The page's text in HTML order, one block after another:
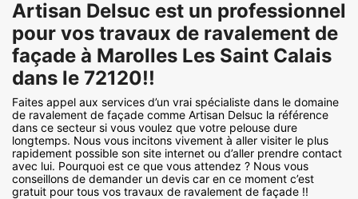
Artisan Delsuc est un professionnel
pour vos travaux de ravalement de
façade à Marolles Les Saint Calais
dans le 72120!!
Faites appel aux services d’un vrai spécialiste dans le domaine
de ravalement de façade comme Artisan Delsuc la référence
dans ce secteur si vous voulez que votre pelouse dure
longtemps. Nous vous incitons vivement à aller visiter le plus
rapidement possible son site internet ou d’aller prendre contact
avec lui. Pourquoi est ce que vous attendez ? Nous vous
conseillons de demander un devis car en ce moment c’est
gratuit pour tous vos travaux de ravalement de façade !!